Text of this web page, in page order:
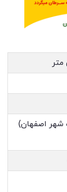
شهر اصفهان)